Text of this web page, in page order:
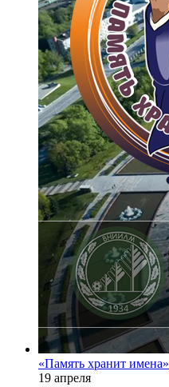
«Память хранит имена»
19 апреля